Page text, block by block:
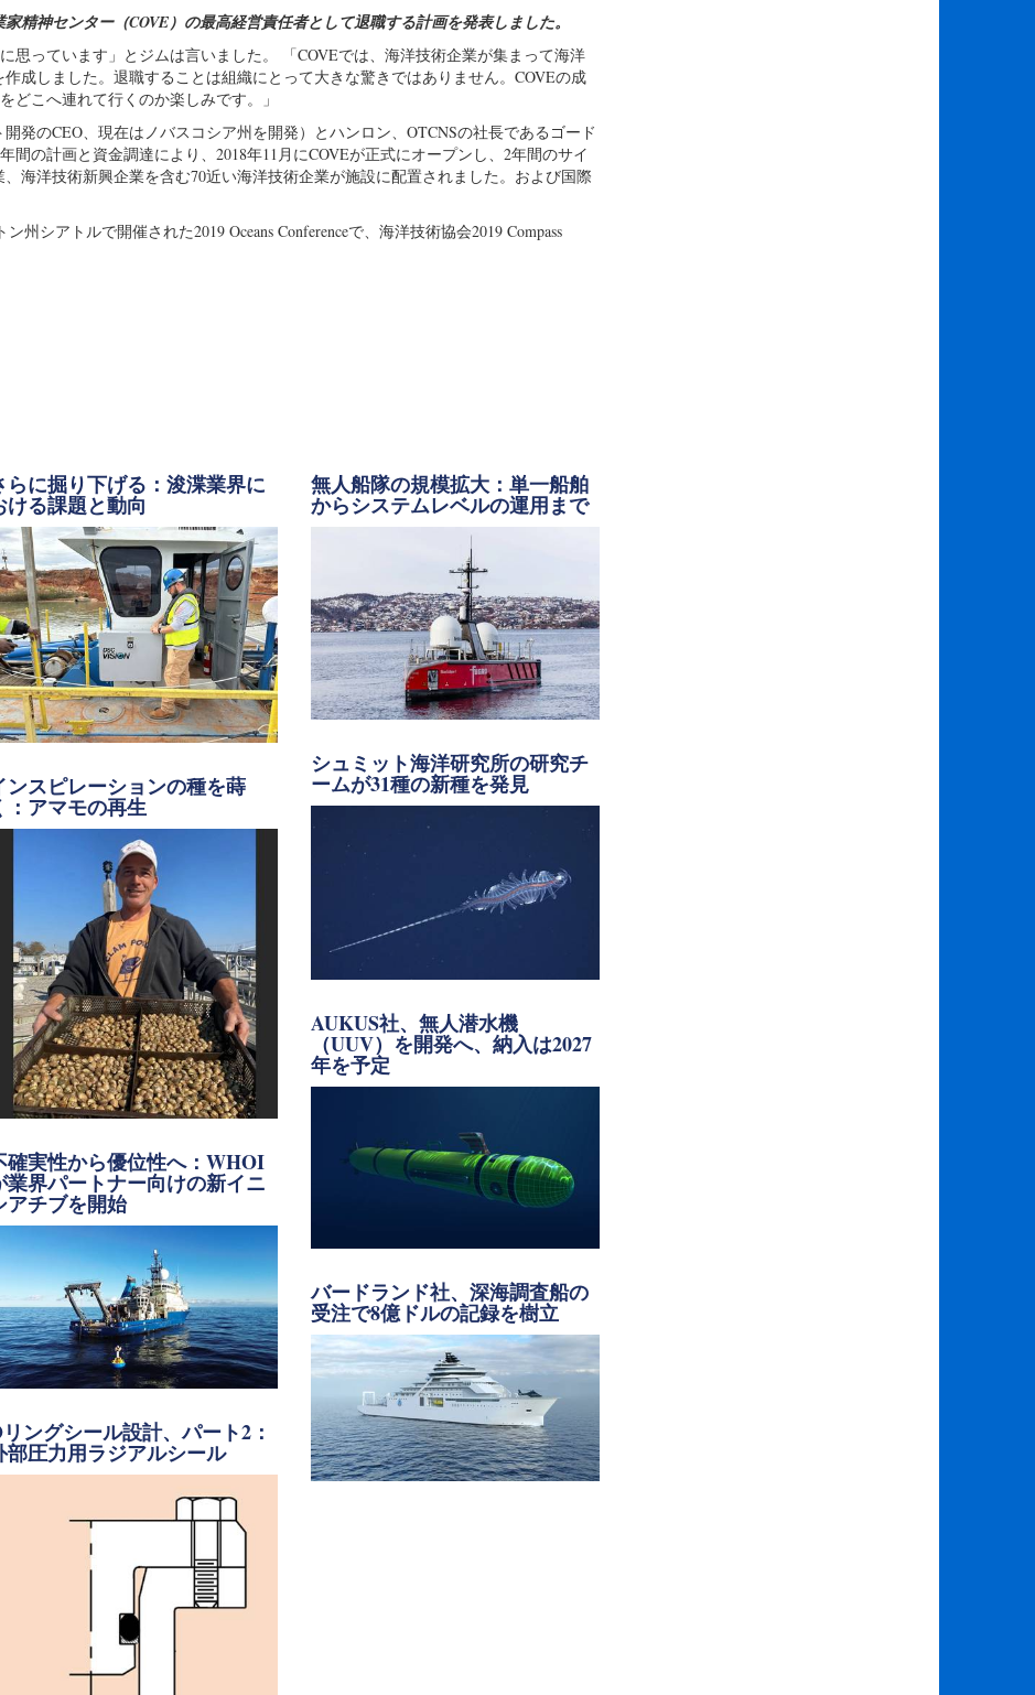
精神センター（COVE）の最高経営責任者として退職する計画を発表しました。
思っています」とジムは言いました。 「COVEでは、海洋技術企業が集まって海洋
成しました。退職することは組織にとって大きな驚きではありません。COVEの成
どこへ連れて行くのか楽しみです。」
発のCEO、現在はノバスコシア州を開発）とハンロン、OTCNSの社長であるゴード
間の計画と資金調達により、2018年11月にCOVEが正式にオープンし、2年間のサイ
海洋技術新興企業を含む70近い海洋技術企業が施設に配置されました。および国際
州シアトルで開催された2019 Oceans Conferenceで、海洋技術協会2019 Compass
らに掘り下げる：浚渫業界に
ける課題と動向
ンスピレーションの種を蒔
：アマモの再生
確実性から優位性へ：WHOI
業界パートナー向けの新イニ
アチブを開始
ングシール設計、パート2：
部圧力用ラジアルシール
無人船隊の規模拡大：単一船舶
からシステムレベルの運用まで
シュミット海洋研究所の研究チ
ームが31種の新種を発見
AUKUS社、無人潜水機
（UUV）を開発へ、納入は2027
年を予定
バードランド社、深海調査船の
受注で8億ドルの記録を樹立